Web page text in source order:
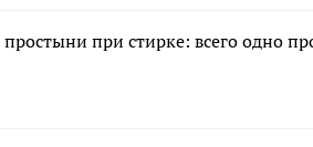
при стирке: всего одно